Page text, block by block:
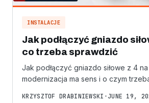
INSTALACJE
Jak podłączyć gniazdo
co trzeba sprawdzić
Jak podłączyć gniazdo siłowe z 4
modernizacja ma sens i o czym
KRZYSZTOF DRABINIEWSKI • JUNE 19,